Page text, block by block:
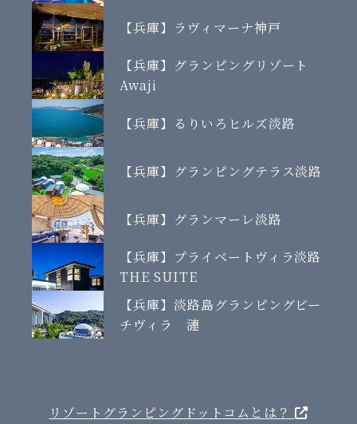
【兵庫】ラヴィマーナ神戸
【兵庫】グランピングリゾート
Awaji
【兵庫】るりいろヒルズ淡路
【兵庫】グランピングテラス淡路
【兵庫】グランマーレ淡路
【兵庫】プライベートヴィラ淡路
THE SUITE
【兵庫】淡路島グランピングビー
チヴィラ 漣
リゾートグランピングドットコムとは？